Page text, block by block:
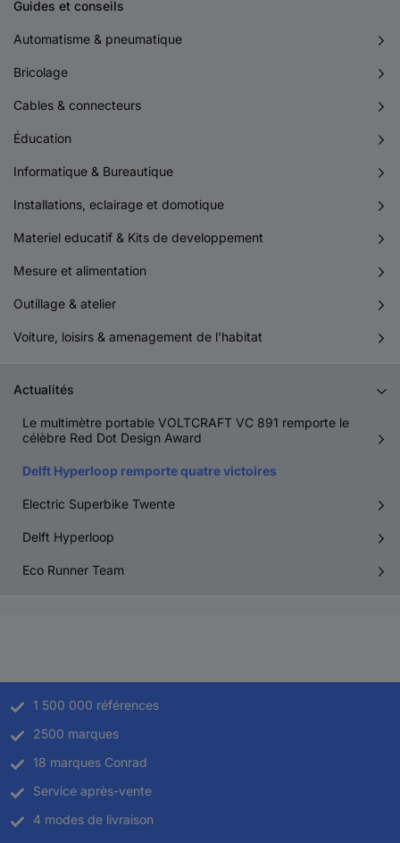
Guides et conseils
Automatisme & pneumatique
Bricolage
Cables & connecteurs
Éducation
Informatique & Bureautique
Installations, eclairage et domotique
Materiel educatif & Kits de developpement
Mesure et alimentation
Outillage & atelier
Voiture, loisirs & amenagement de l'habitat
Actualités
Le multimètre portable VOLTCRAFT VC 891 remporte le
célèbre Red Dot Design Award
Delft Hyperloop remporte quatre victoires
Electric Superbike Twente
Delft Hyperloop
Eco Runner Team
1 500 000 références
2500 marques
18 marques Conrad
Service après-vente
4 modes de livraison